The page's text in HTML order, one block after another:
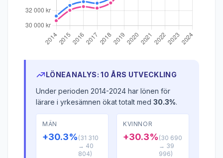
LÖNEANALYS: 10 ÅRS UTVECKLING
Under perioden 2014-2024 har lönen för
lärare i yrkesämnen ökat totalt med 30.3%.
MÄN
+30.3% (31 310
→ 40
804)
KVINNOR
+30.3% (30 690
→ 39
996)